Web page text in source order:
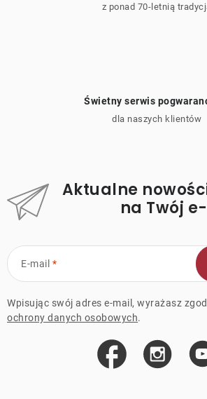
z ponad 70-letnią
Świetny serwis
dla naszych klientów
Aktualne
na Twój
E-mail
Wpisując swój adres e-mail, wyrażasz
ochrony danych osobowych.